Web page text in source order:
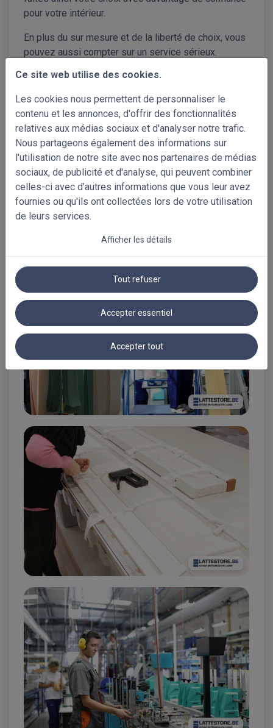
Ce site web utilise des cookies.
Les cookies nous permettent de personnaliser le
contenu et les annonces, d'offrir des fonctionnalités
relatives aux médias sociaux et d'analyser notre trafic.
Nous partageons également des informations sur
l'utilisation de notre site avec nos partenaires de médias
sociaux, de publicité et d'analyse, qui peuvent combiner
celles-ci avec d'autres informations que vous leur avez
fournies ou qu'ils ont collectées lors de votre utilisation
de leurs services.
Afficher les détails
Tout refuser
Accepter essentiel
Accepter tout
pour votre intérieur.
En plus du sur mesure et de la liberté de choix, vous
pouvez aussi compter sur un service sérieux.
systèmes et vous accompagne volontiers pour toute
question concernant la commande, le montage ou le
choix du produit. Notre équipe est à votre
disposition avant, pendant et après votre commande.
En matière de livraison également, nous misons sur
la rapidité et la clarté. Comme votre habillage de
fenêtre est fabriqué spécialement sur mesure, nous
associons personnalisation et délai de livraison
aussi court que possible. Le délai de production
estimé est toujours indiqué sur les pages produits,